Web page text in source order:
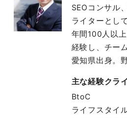
SEOコンサル
ライターとし
年間100人以
経験し、チー
愛知県出身。
主な経験クラ
BtoC
ライフスタイ